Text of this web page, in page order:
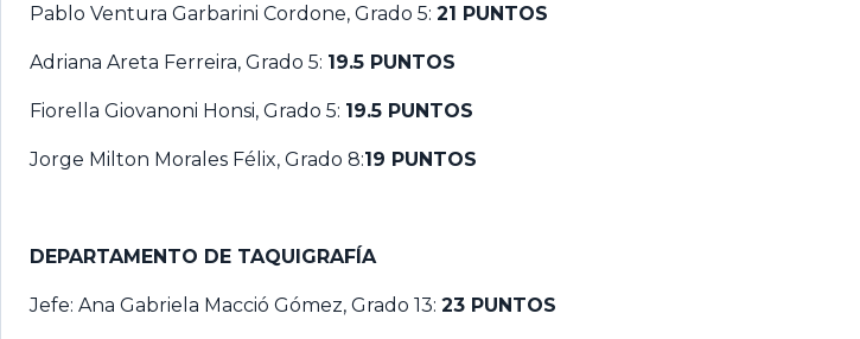
Pablo Ventura Garbarini Cordone, Grado 5: 21 PUNTOS
Adriana Areta Ferreira, Grado 5: 19.5 PUNTOS
Fiorella Giovanoni Honsi, Grado 5: 19.5 PUNTOS
Jorge Milton Morales Félix, Grado 8:19 PUNTOS
DEPARTAMENTO DE TAQUIGRAFÍA
Jefe: Ana Gabriela Macció Gómez, Grado 13: 23 PUNTOS